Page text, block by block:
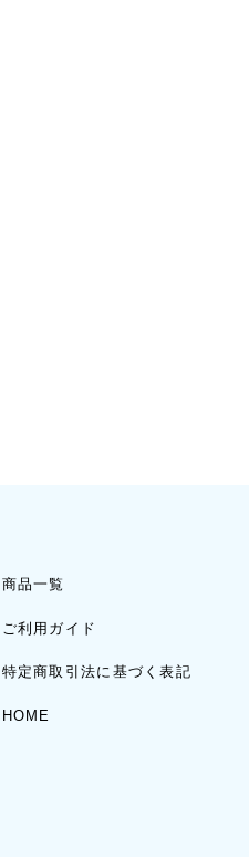
商品一覧
ご利用ガイド
特定商取引法に基づく表記
HOME